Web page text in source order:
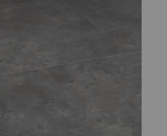
вести себя с пассивно-